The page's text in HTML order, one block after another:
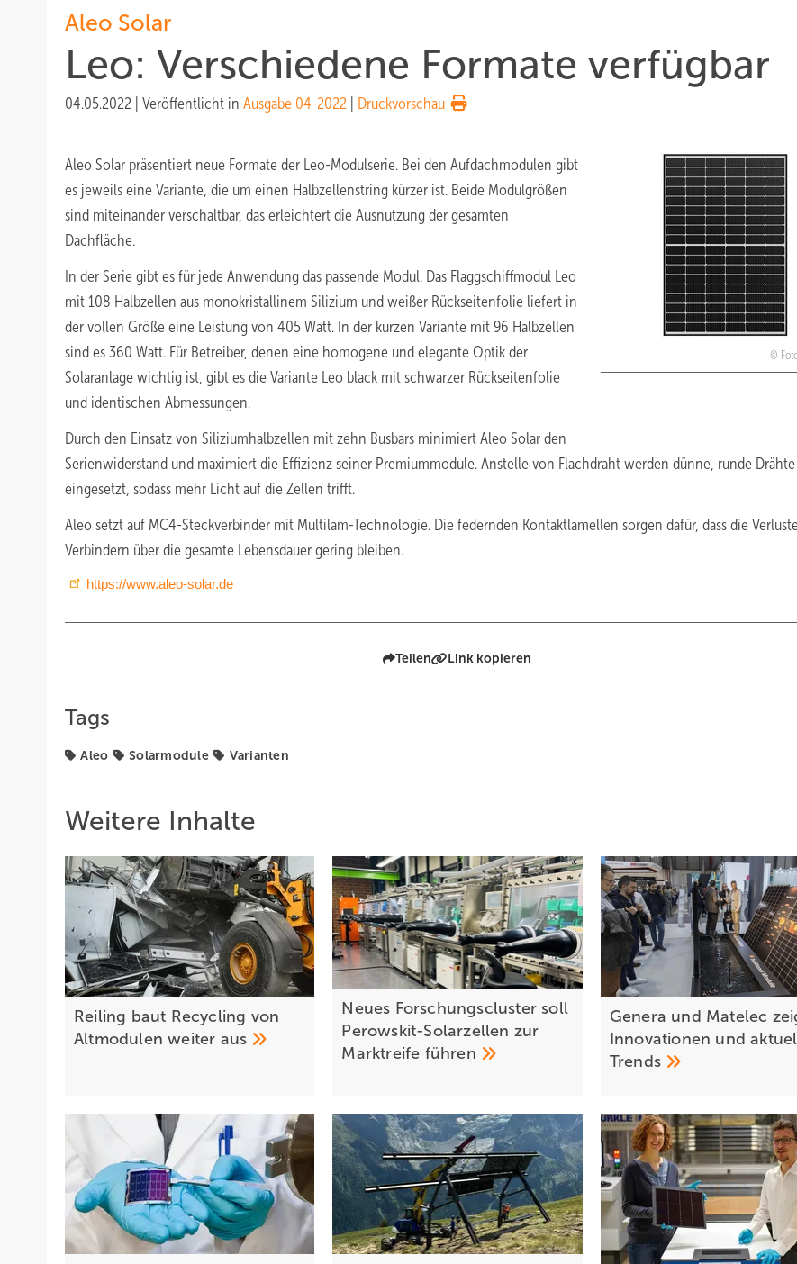
Aleo Solar
Leo: Verschiedene Formate verfügbar
04.05.2022 Veröffentlicht in Ausgabe 04-2022 Druckvorschau
Aleo Solar präsentiert neue Formate der Leo-Modulserie. Bei den Aufdachmodulen gibt
es jeweils eine Variante, die um einen Halbzellenstring kürzer ist. Beide Modulgrößen
sind miteinander verschaltbar, das erleichtert die Ausnutzung der gesamten
Dachfläche.
In der Serie gibt es für jede Anwendung das passende Modul. Das Flaggschiffmodul Leo
mit 108 Halbzellen aus monokristallinem Silizium und weißer Rückseitenfolie liefert in
der vollen Größe eine Leistung von 405 Watt. In der kurzen Variante mit 96 Halbzellen
sind es 360 Watt. Für Betreiber, denen eine homogene und elegante Optik der
Solaranlage wichtig ist, gibt es die Variante Leo black mit schwarzer Rückseitenfolie
und identischen Abmessungen.
Durch den Einsatz von Siliziumhalbzellen mit zehn Busbars minimiert Aleo Solar den
Serienwiderstand und maximiert die Effizienz seiner Premiummodule. Anstelle von Flachdraht werden dünne, runde Drähte
eingesetzt, sodass mehr Licht auf die Zellen trifft.
Aleo setzt auf MC4-Steckverbinder mit Multilam-Technologie. Die federnden Kontaktlamellen sorgen dafür, dass die
Verbindern über die gesamte Lebensdauer gering bleiben.
https://www.aleo-solar.de
Teilen Link kopieren
Tags
Aleo Solarmodule Varianten
Weitere Inhalte
Reiling baut Recycling von
Altmodulen weiter aus
Neues Forschungscluster soll
Perowskit-Solarzellen zur
Marktreife führen
Genera und Matelec
Innovationen und
Trends